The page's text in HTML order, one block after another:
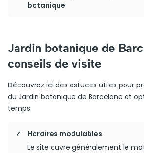
botanique.
Jardin botanique de
conseils de visite
Découvrez ici des astuces utiles pour
du Jardin botanique de Barcelone et
temps.
Horaires modulables
Le site ouvre généralement le